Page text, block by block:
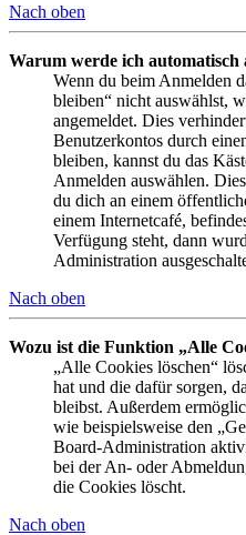
Nach oben
Warum werde ich automatisch
Wenn du beim Anmelden
bleiben“ nicht auswählst,
angemeldet. Dies
Benutzerkontos durch
bleiben, kannst du das
Anmelden auswählen.
du dich an einem
einem Internetcafé,
Verfügung steht, dann
Administration
Nach oben
Wozu ist die Funktion „Alle
„Alle Cookies löschen“
hat und die dafür sorgen,
bleibst. Außerdem
wie beispielsweise den
Board-Administration
bei der An- oder
die Cookies löscht.
Nach oben